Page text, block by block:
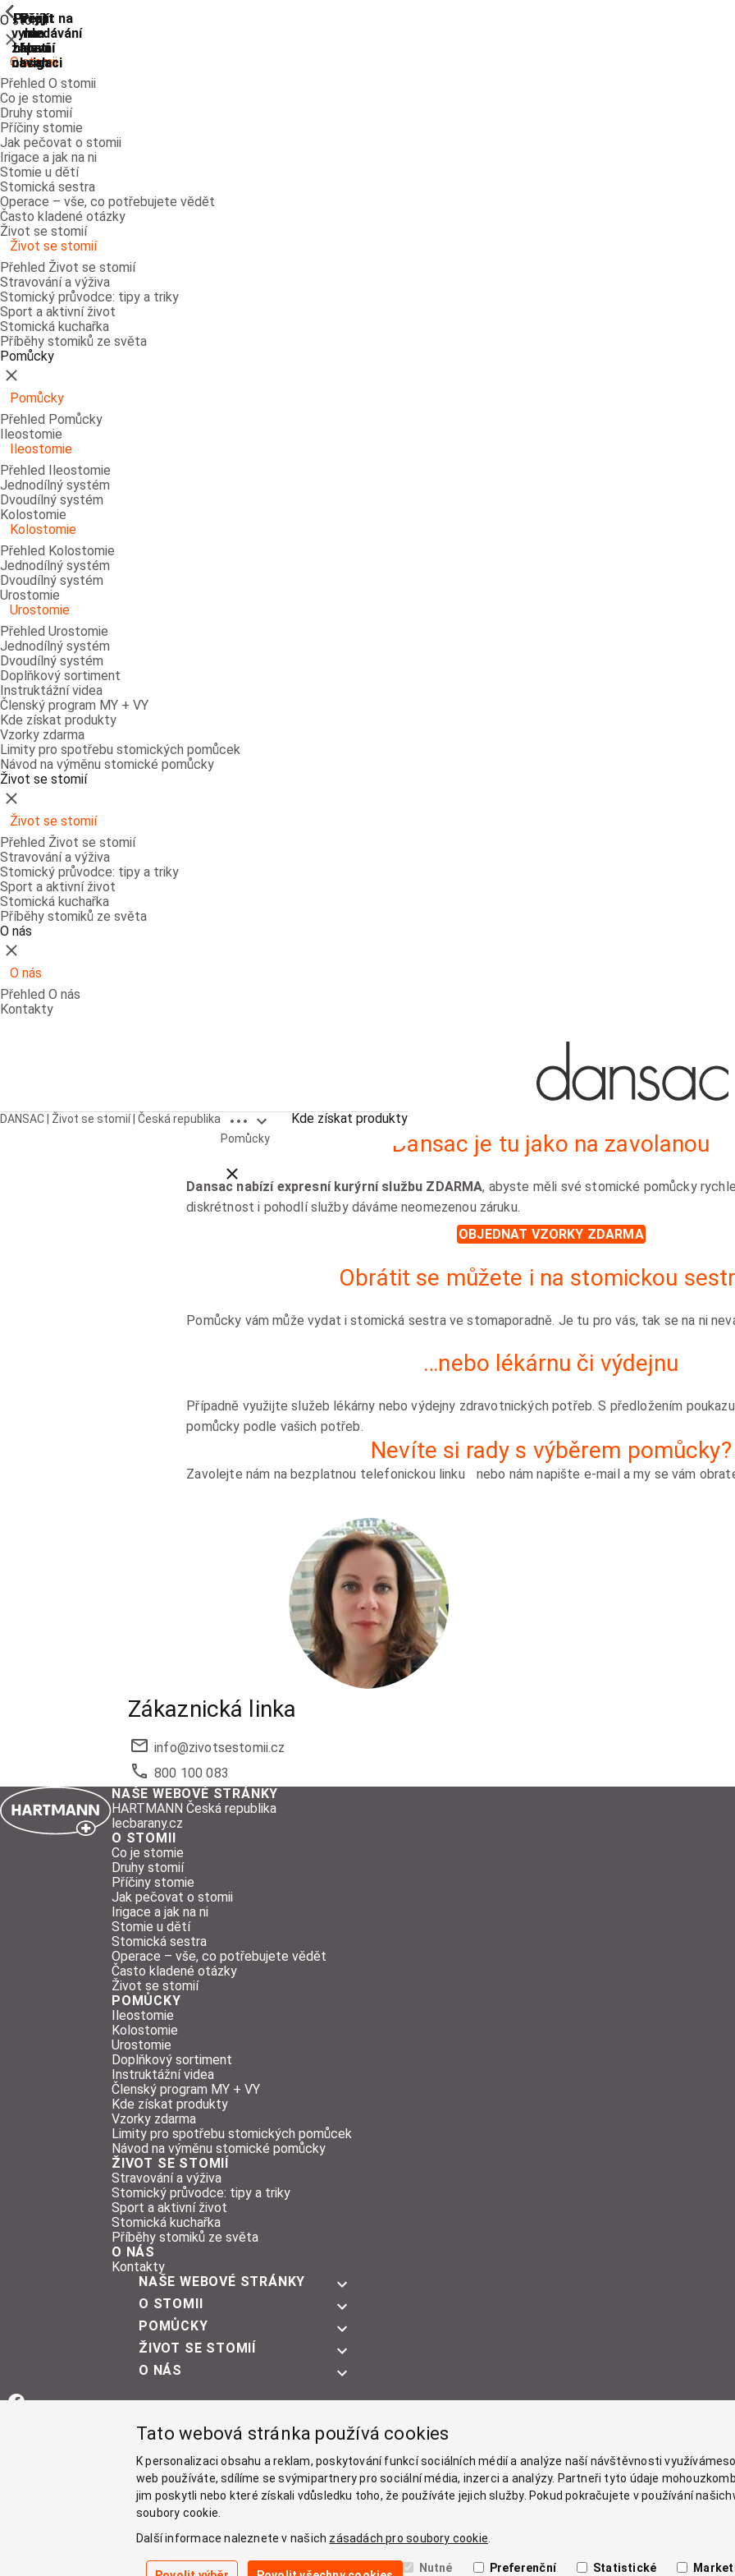
Tato webová stránka používá cookies
K personalizaci obsahu a reklam, poskytování funkcí sociálních médií a analýze naší návštěvnosti
web používáte, sdílíme se svýmipartnery pro sociální média, inzerci a analýzy. Partneři tyto údaje
jim poskytli nebo které získali vdůsledku toho, že používáte jejich služby. Pokud pokračujete v používání
soubory cookie.
Další informace naleznete v našich zásadách pro soubory cookie
Nutné Preferenční Statistické
Přejít na
vyhledávání
Přejít
na
hlavní
navigaci
Přejít
na
hlavní
navigaci
Přejít
na
hlavní
obsah
Přejít
na
zápatí
O stomii
ShowPrevious
Zavřít
O stomii
Přehled O stomii
Co je stomie
Druhy stomií
Příčiny stomie
Jak pečovat o stomii
Irigace a jak na ni
Stomie u dětí
Stomická sestra
Operace – vše, co potřebujete vědět
Často kladené otázky
Život se stomií
ShowPrevious
Život se stomií
Přehled Život se stomií
Stravování a výživa
Stomický průvodce: tipy a triky
Sport a aktivní život
Stomická kuchařka
Příběhy stomiků ze světa
Pomůcky
ShowPrevious
Zavřít
Pomůcky
Přehled Pomůcky
Ileostomie
ShowPrevious
Ileostomie
Přehled Ileostomie
Jednodílný systém
Dvoudílný systém
Kolostomie
ShowPrevious
Kolostomie
Přehled Kolostomie
Jednodílný systém
Dvoudílný systém
Urostomie
ShowPrevious
Urostomie
Přehled Urostomie
Jednodílný systém
Dvoudílný systém
Doplňkový sortiment
Instruktážní videa
Členský program MY + VY
Kde získat produkty
Vzorky zdarma
Limity pro spotřebu stomických pomůcek
Návod na výměnu stomické pomůcky
Život se stomií
ShowPrevious
Zavřít
Život se stomií
Přehled Život se stomií
Stravování a výživa
Stomický průvodce: tipy a triky
Sport a aktivní život
Stomická kuchařka
Příběhy stomiků ze světa
O nás
ShowPrevious
Zavřít
O nás
Přehled O nás
Kontakty
DANSAC | Život se stomií | Česká republika Open breadcrumbs
Close breadcrumbs
Pomůcky
Kde získat produkty
Dansac je tu jako na zavolanou
Dansac nabízí expresní kurýrní službu ZDARMA, abyste měli své stomické pomůcky
diskrétnost i pohodlí služby dáváme neomezenou záruku.
OBJEDNAT VZORKY ZDARMA
Obrátit se můžete i na stomickou
Pomůcky vám může vydat i stomická sestra ve stomaporadně. Je tu pro vás, tak se na ni
…nebo lékárnu či výdejnu
Případně využijte služeb lékárny nebo výdejny zdravotnických potřeb. S předložením
pomůcky podle vašich potřeb.
Nevíte si rady s výběrem pomůcky?
Zavolejte nám na bezplatnou telefonickou linku nebo nám napište e-mail a my se vám
Zákaznická linka
info@zivotsestomii.cz
800 100 083
NAŠE WEBOVÉ STRÁNKY
HARTMANN Česká republika
lecbarany.cz
O STOMII
Co je stomie
Druhy stomií
Příčiny stomie
Jak pečovat o stomii
Irigace a jak na ni
Stomie u dětí
Stomická sestra
Operace – vše, co potřebujete vědět
Často kladené otázky
Život se stomií
POMŮCKY
Ileostomie
Kolostomie
Urostomie
Doplňkový sortiment
Instruktážní videa
Členský program MY + VY
Kde získat produkty
Vzorky zdarma
Limity pro spotřebu stomických pomůcek
Návod na výměnu stomické pomůcky
ŽIVOT SE STOMIÍ
Stravování a výživa
Stomický průvodce: tipy a triky
Sport a aktivní život
Stomická kuchařka
Příběhy stomiků ze světa
O NÁS
Kontakty
NAŠE WEBOVÉ STRÁNKY
O STOMII
POMŮCKY
ŽIVOT SE STOMIÍ
O NÁS
Facebook
Zásady používání cookies
Impressum